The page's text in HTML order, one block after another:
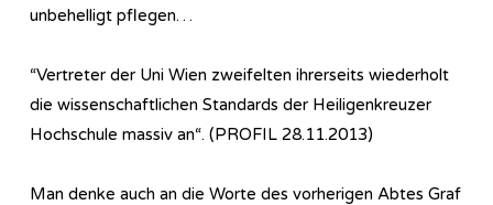
unbehelligt pflegen…
“Vertreter der Uni Wien zweifelten ihrerseits wiederholt
die wissenschaftlichen Standards der Heiligenkreuzer
Hochschule massiv an“. (PROFIL 28.11.2013)
Man denke auch an die Worte des vorherigen Abtes Graf